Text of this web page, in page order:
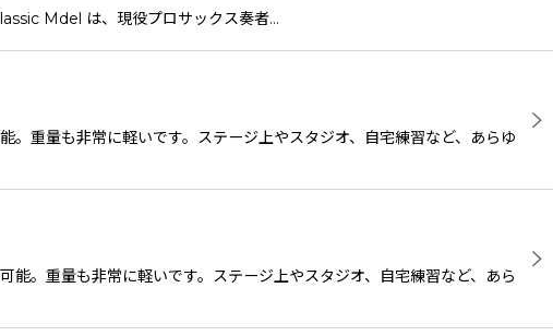
Mdel は、現役プロサックス奏者…
重量も非常に軽いです。ステージ上やスタジオ、自宅練習など、あらゆ
。重量も非常に軽いです。ステージ上やスタジオ、自宅練習など、あら